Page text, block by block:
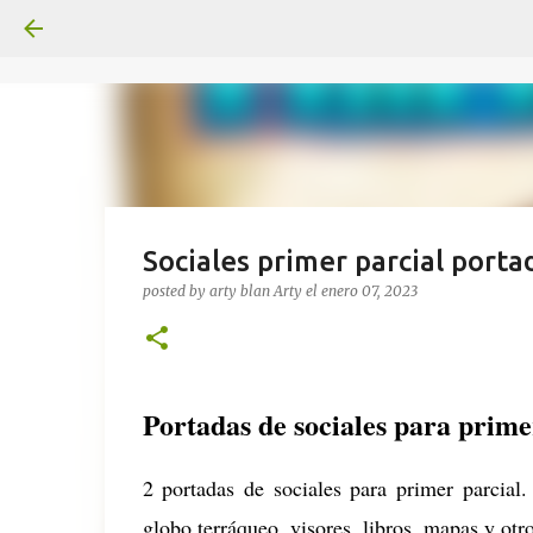
Sociales primer parcial
posted by arty blanArty el enero 07, 2023
Portadas de sociales para
2 portadas de sociales para primer